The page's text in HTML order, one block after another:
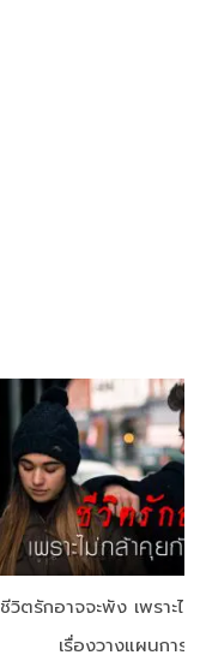
ชีวิตรักอาจจะพัง เพราะไ
เรื่องวางแผนการ